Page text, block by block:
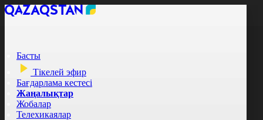
Басты
Тікелей эфир
Бағдарлама кестесі
Жаңалықтар
Жобалар
Телехикаялар